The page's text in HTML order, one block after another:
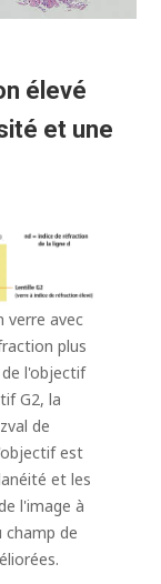
élevé
et une
verre avec
plus
l'objectif
G2, la
de
est
et les
l'image à
champ de